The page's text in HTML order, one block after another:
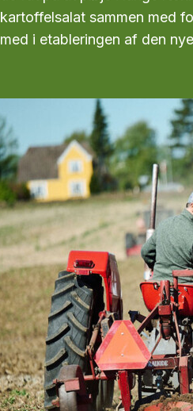
kartoffelsalat sammen med
med i etableringen af den